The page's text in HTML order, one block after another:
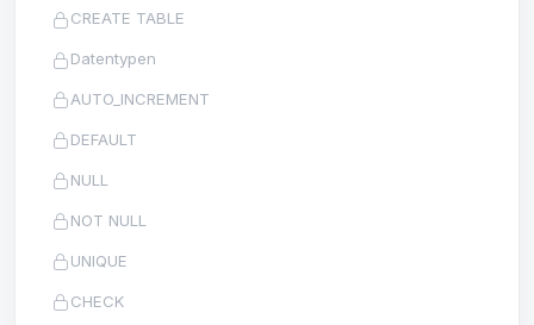
CREATE TABLE
Datentypen
AUTO_INCREMENT
DEFAULT
NULL
NOT NULL
UNIQUE
CHECK